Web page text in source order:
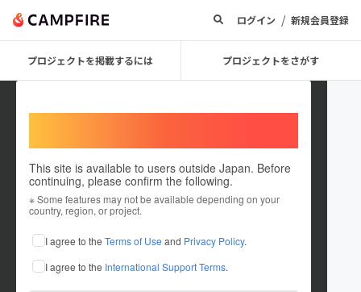
ログイン / 新規会員登録
プロジェクトを掲載するには プロジェクトをさがす
This site is available to users outside Japan. Before
continuing, please confirm the following.
※ Some features may not be available depending on your
country, region, or project.
I agree to the Terms of Use and Privacy Policy.
I agree to the International Support Terms.
sextop1io
在住国：日本
出身国：日本
Phim Sex Online, Jav Hay, Phim Sex Trực Tuyến - Sextop1